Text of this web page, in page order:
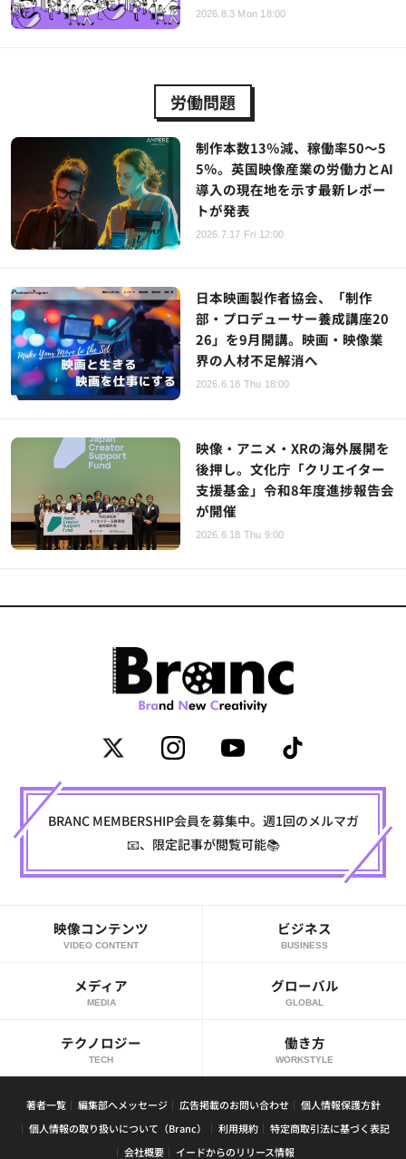
2026.8.3 Mon 18:00
労働問題
制作本数13％減、稼働率50～5
5％。英国映像産業の労働力とAI
導入の現在地を示す最新レポー
トが発表
2026.7.17 Fri 12:00
日本映画製作者協会、「制作
部・プロデューサー養成講座20
26」を9月開講。映画・映像業
界の人材不足解消へ
2026.6.18 Thu 18:00
映像・アニメ・XRの海外展開を
後押し。文化庁「クリエイター
支援基金」令和8年度進捗報告会
が開催
2026.6.18 Thu 9:00
BRANC MEMBERSHIP会員を募集中。週1回のメルマガ
📧、限定記事が閲覧可能📚
映像コンテンツ
VIDEO CONTENT
ビジネス
BUSINESS
メディア
MEDIA
グローバル
GLOBAL
テクノロジー
TECH
働き方
WORKSTYLE
著者一覧 編集部へメッセージ 広告掲載のお問い合わせ
個人情報保護方針
個人情報の取り扱いについて（Branc）
利用規約
特定商取引法に基づく表記
会社概要
イードからのリリース情報